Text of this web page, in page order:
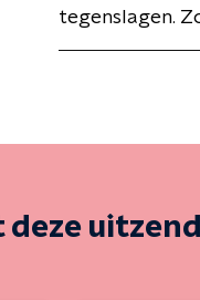
tegenslagen.
deze